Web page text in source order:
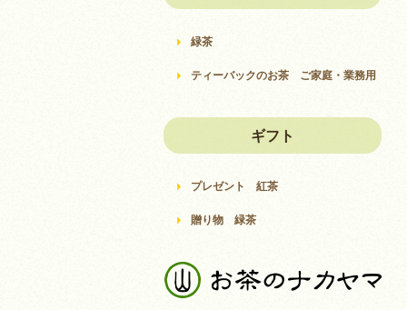
緑茶
ティーバックのお茶 ご家庭・業務用
ギフト
プレゼント 紅茶
贈り物 緑茶